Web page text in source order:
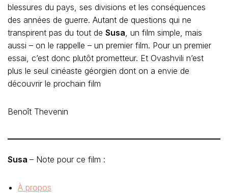
blessures du pays, ses divisions et les conséquences
des années de guerre. Autant de questions qui ne
transpirent pas du tout de Susa, un film simple, mais
aussi – on le rappelle – un premier film. Pour un premier
essai, c’est donc plutôt prometteur. Et Ovashvili n’est
plus le seul cinéaste géorgien dont on a envie de
découvrir le prochain film
Benoît Thevenin
Susa – Note pour ce film :
À propos